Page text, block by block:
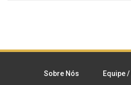
Sobre Nós Equipe